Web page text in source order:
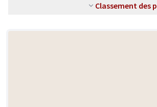
Classement des